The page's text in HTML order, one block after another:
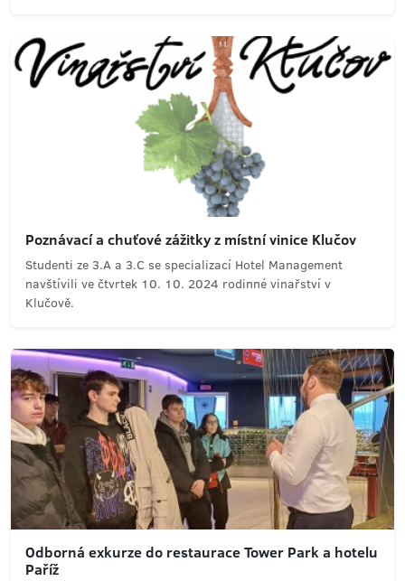
Poznávací a chuťové zážitky z místní vinice Klučov
Studenti ze 3.A a 3.C se specializací Hotel Management
navštívili ve čtvrtek 10. 10. 2024 rodinné vinařství v
Klučově.
Odborná exkurze do restaurace Tower Park a hotelu
Paříž